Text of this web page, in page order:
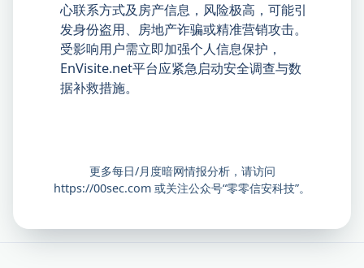
心联系方式及房产信息，风险极高，可能引
发身份盗用、房地产诈骗或精准营销攻击。
受影响用户需立即加强个人信息保护，
EnVisite.net平台应紧急启动安全调查与数
据补救措施。
更多每日/月度暗网情报分析，请访问
https://00sec.com 或关注公众号“零零信安科技”。